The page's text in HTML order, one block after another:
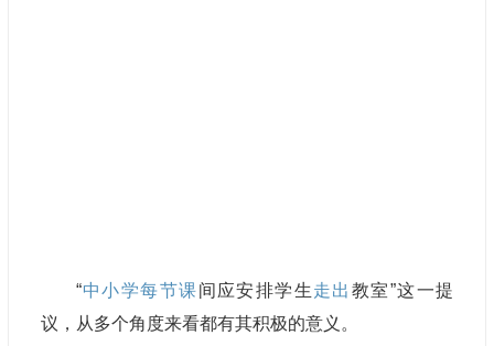
“中小学每节课间应安排学生走出 教室”这一提
议，从多个角度来看都有其积极的意义。